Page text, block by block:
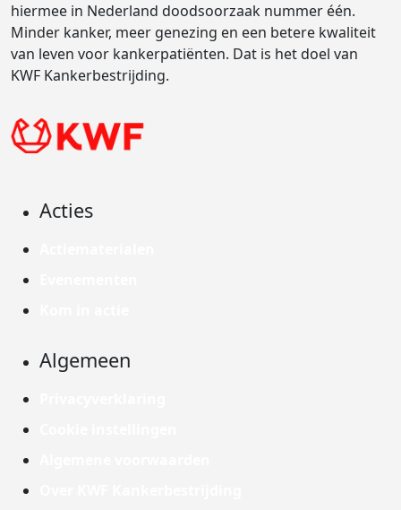
hiermee in Nederland doodsoorzaak nummer één.
Minder kanker, meer genezing en een betere kwaliteit
van leven voor kankerpatiënten. Dat is het doel van
KWF Kankerbestrijding.
Acties
Algemeen